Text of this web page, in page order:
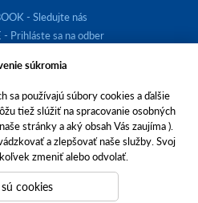
- Sledujte nás
Prihláste sa na odber
Slovensko s.r.o.
AGROTEC Slovensko s.r.o., so
cesta 431, PSČ 951 02, IČO
súdu Nitra, oddiel: Sro, vložka
súkromia
sa používajú súbory cookies a ďalšie
tiež slúžiť na spracovanie osobných
stránky a aký obsah Vás zaujíma ).
a zlepšovať naše služby. Svoj
zmeniť alebo odvolať.
cookies